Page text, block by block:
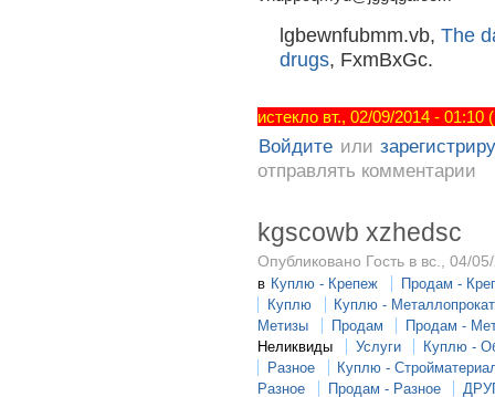
lgbewnfubmm.vb, The
drugs, FxmBxGc.
истекло вт., 02/09/2014 -
Войдите или
отправлять комментарии
kgscowb xzhedsc
Опубликовано Гость в вс., 04/
в Куплю - Крепеж
Продам -
Куплю
Куплю - Металлопрокат
Метизы
Продам
Продам -
Неликвиды
Услуги
Куплю -
Разное
Куплю -
Разное
Продам - Разное